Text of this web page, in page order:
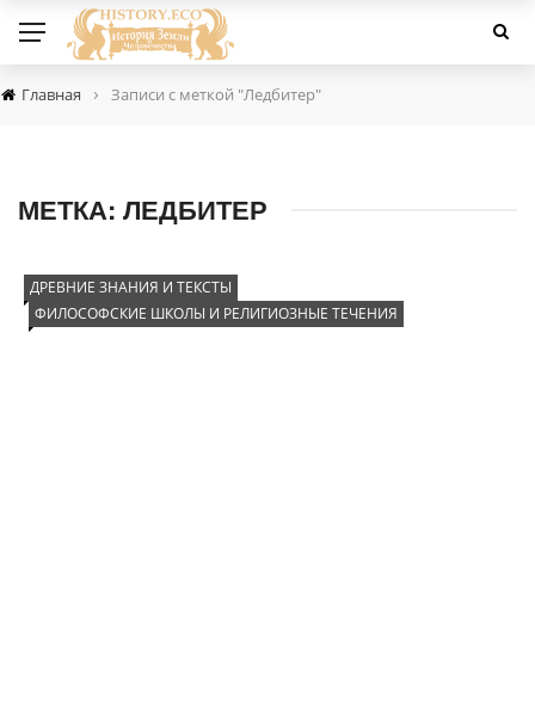
Главная › Записи с меткой "Ледбитер"
МЕТКА: ЛЕДБИТЕР
ДРЕВНИЕ ЗНАНИЯ И ТЕКСТЫ
ФИЛОСОФСКИЕ ШКОЛЫ И РЕЛИГИОЗНЫЕ ТЕЧЕНИЯ